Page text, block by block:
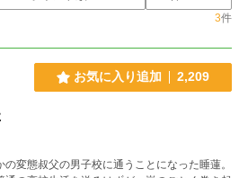
3件
お気に入り追加 2,209
変態叔父の男子校に通うことになった睡蓮。